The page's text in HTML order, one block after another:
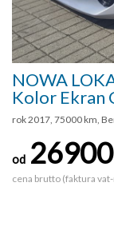
NOWA
Kolor Ekran
rok 2017, 75000 km,
od 26900
cena brutto (faktura